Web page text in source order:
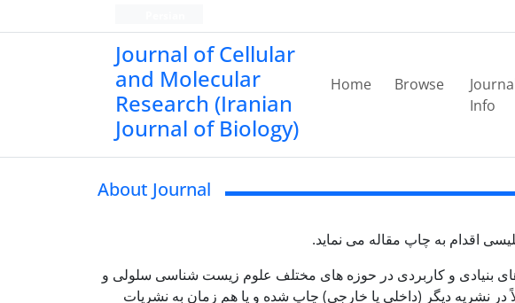
Journal of Cellular
and Molecular
Research (Iranian
Journal of Biology)
Home Browse
Info
About Journal
اقدام به چاپ مقاله می نماید.
بنیادی و کاربردی در حوزه های مختلف علوم زیست شناسی سلولی و
در نشریه دیگر (داخلی یا خارجی) چاپ شده و یا هم زمان به نشریات